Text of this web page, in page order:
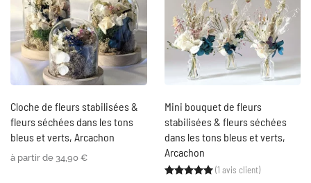
Cloche de fleurs stabilisées &
fleurs séchées dans les tons
bleus et verts, Arcachon
à partir de 34,90 €
Mini bouquet de fleurs
stabilisées & fleurs séchées
dans les tons bleus et verts,
Arcachon
Noté 5.00sur 5
1
(1 avis client)